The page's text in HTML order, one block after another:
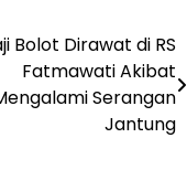
Bolot Dirawat di RS
Fatmawati Akibat
Serangan
Jantung